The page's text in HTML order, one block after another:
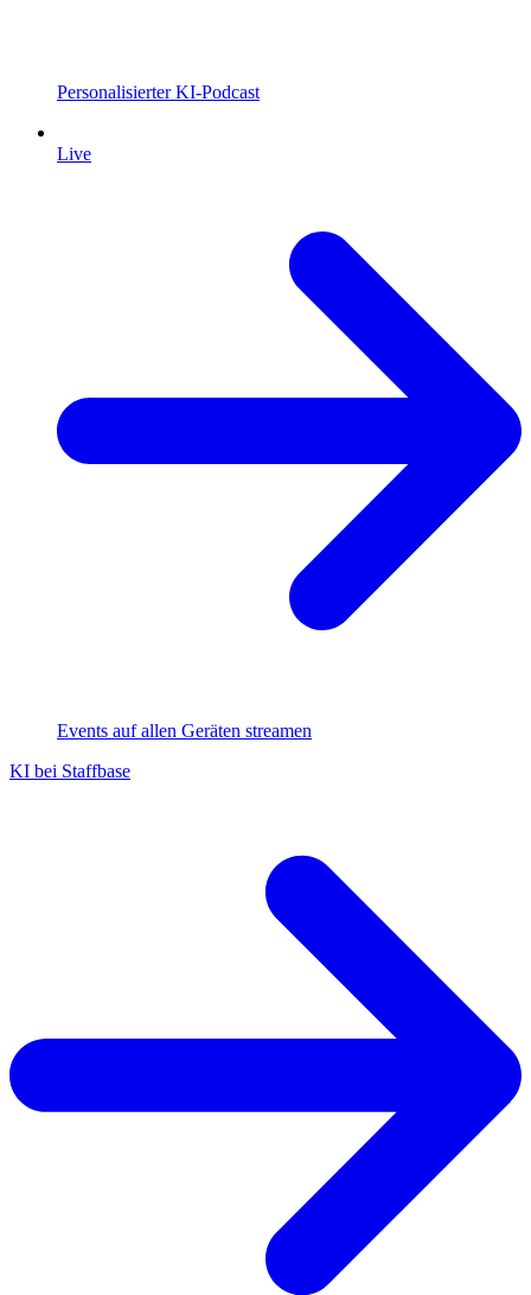
Personalisierter KI-Podcast
Live
Events auf allen Geräten streamen
KI bei Staffbase